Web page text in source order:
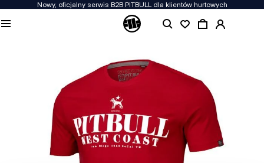
Nowy, oficjalny serwis B2B PITBULL dla klientów hurtowych